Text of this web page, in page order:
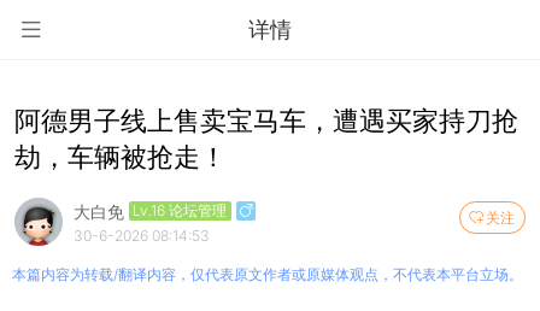
详情
阿德男子线上售卖宝马车，遭遇买家持刀抢
劫，车辆被抢走！
关注
大白免 Lv.16 论坛管理
30-6-2026 08:14:53
本篇内容为转载/翻译内容，仅代表原文作者或原媒体观点，不代表本平台立场。